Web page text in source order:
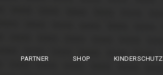
PARTNER SHOP KINDERSCHUTZ